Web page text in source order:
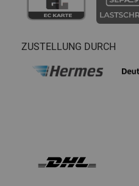
ZUSTELLUNG DURCH